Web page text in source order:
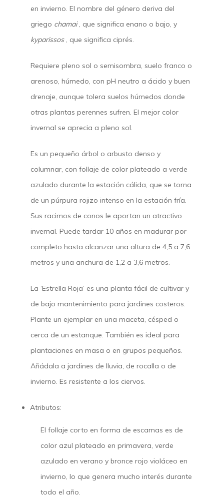
en invierno. El nombre del género deriva del
griego chamai, que significa enano o bajo, y
kyparissos, que significa ciprés.
Requiere pleno sol o semisombra, suelo franco o
arenoso, húmedo, con pH neutro a ácido y buen
drenaje, aunque tolera suelos húmedos donde
otras plantas perennes sufren. El mejor color
invernal se aprecia a pleno sol.
Es un pequeño árbol o arbusto denso y
columnar, con follaje de color plateado a verde
azulado durante la estación cálida, que se torna
de un púrpura rojizo intenso en la estación fría.
Sus racimos de conos le aportan un atractivo
invernal. Puede tardar 10 años en madurar por
completo hasta alcanzar una altura de 4,5 a 7,6
metros y una anchura de 1,2 a 3,6 metros.
La ‘Estrella Roja’ es una planta fácil de cultivar y
de bajo mantenimiento para jardines costeros.
Plante un ejemplar en una maceta, césped o
cerca de un estanque. También es ideal para
plantaciones en masa o en grupos pequeños.
Añádala a jardines de lluvia, de rocalla o de
invierno. Es resistente a los ciervos.
Atributos:
El follaje corto en forma de escamas es de
color azul plateado en primavera, verde
azulado en verano y bronce rojo violáceo en
invierno, lo que genera mucho interés durante
todo el año.